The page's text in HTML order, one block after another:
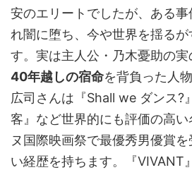
安のエリートでしたが、ある
れ闇に堕ち、今や世界を揺る
す。実は主人公・乃木憂助の実
40年越しの宿命を背負った人
広司さんは『Shall we ダンス?
客』など世界的にも評価の高
ヌ国際映画祭で最優秀男優賞
い経歴を持ちます。『VIVANT